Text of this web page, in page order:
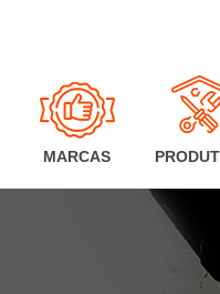
MARCAS